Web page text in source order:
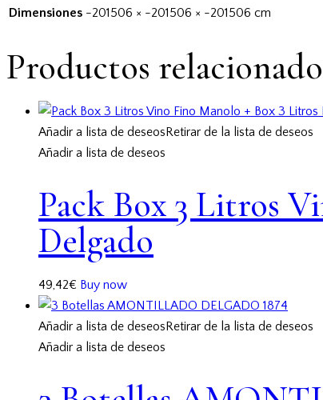
Dimensiones -201506 × -201506 × -201506 cm
Productos
Añadir a lista de deseosRetirar de la lista de deseos
Añadir a lista de deseos
Pack Box 3 Litros
Delgado
49,42€ Buy now
Añadir a lista de deseosRetirar de la lista de deseos
Añadir a lista de deseos